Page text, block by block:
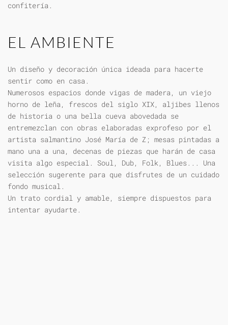
confitería.
EL AMBIENTE
Un diseño y decoración única ideada para hacerte
sentir como en casa.
Numerosos espacios donde vigas de madera, un viejo
horno de leña, frescos del siglo XIX, aljibes llenos
de historia o una bella cueva abovedada se
entremezclan con obras elaboradas exprofeso por el
artista salmantino José María de Z; mesas pintadas a
mano una a una, decenas de piezas que harán de casa
visita algo especial. Soul, Dub, Folk, Blues... Una
selección sugerente para que disfrutes de un cuidado
fondo musical.
Un trato cordial y amable, siempre dispuestos para
intentar ayudarte.